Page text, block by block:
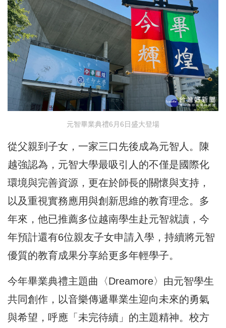
元智畢業典禮6月6日盛大登場
從父親到子女，一家三口先後成為元智人。陳
越強認為，元智大學最吸引人的不僅是國際化
環境與完善資源，更在於師長的關懷與支持，
以及重視實務應用與創新思維的教育理念。多
年來，他已推薦多位越南學生赴元智就讀，今
年預計還有6位親友子女申請入學，持續將元智
優質的教育成果分享給更多年輕學子。
今年畢業典禮主題曲〈Dreamore〉由元智學生
共同創作，以音樂傳遞畢業生迎向未來的勇氣
與希望，呼應「未完待續」的主題精神。校方